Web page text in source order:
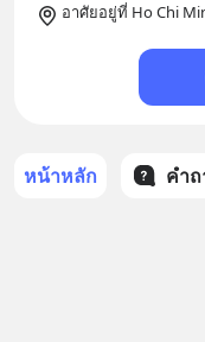
อาศัยอยู่ที่ Ho Chi
หน้าหลัก คำ